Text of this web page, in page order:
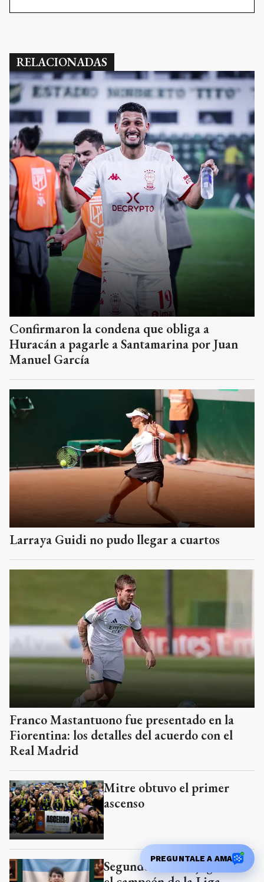
Confirmaron la condena que obliga a
Huracán a pagarle a Santamarina por Juan
Manuel García
Larraya Guidi no pudo llegar a cuartos
Franco Mastantuono fue presentado en la
Fiorentina: los detalles del acuerdo con el
Real Madrid
Mitre obtuvo el primer
ascenso
Segundo Lasarte jugará en
el campeón de la Liga
Qué gigante de Italia busca
PREGUNTALE A AMA